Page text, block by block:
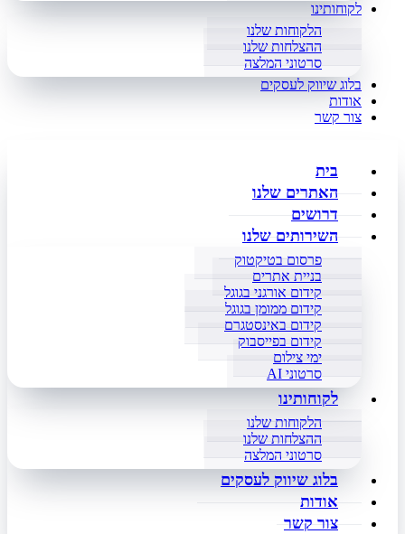
לקוחותינו
הלקוחות שלנו
ההצלחות שלנו
סרטוני המלצה
בלוג שיווק לעסקים
אודות
צור קשר
בית
האתרים שלנו
דרושים
השירותים שלנו
פרסום בטיקטוק
בניית אתרים
קידום אורגני בגוגל
קידום ממומן בגוגל
קידום באינסטגרם
קידום בפייסבוק
ימי צילום
סרטוני AI
לקוחותינו
הלקוחות שלנו
ההצלחות שלנו
סרטוני המלצה
בלוג שיווק לעסקים
אודות
צור קשר